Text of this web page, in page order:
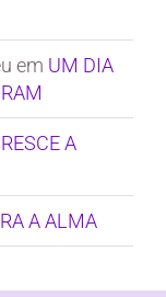
em UM DIA
A
A ALMA